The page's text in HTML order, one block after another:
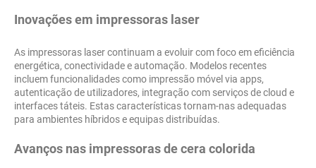
Inovações em impressoras laser
As impressoras laser continuam a evoluir com foco em eficiência
energética, conectividade e automação. Modelos recentes
incluem funcionalidades como impressão móvel via apps,
autenticação de utilizadores, integração com serviços de cloud e
interfaces táteis. Estas características tornam-nas adequadas
para ambientes híbridos e equipas distribuídas.
Avanços nas impressoras de cera colorida